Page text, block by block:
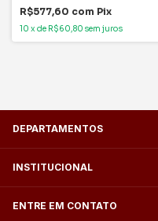
R$577,60 com Pix
10 xde R$60,80 sem juros
DEPARTAMENTOS
INSTITUCIONAL
ENTRE EM CONTATO